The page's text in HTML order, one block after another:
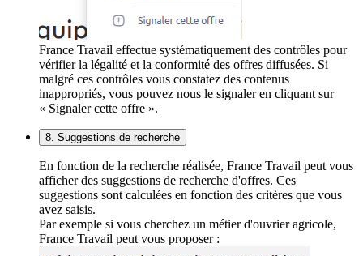
France Travail effectue systématiquement des contrôles pour
vérifier la légalité et la conformité des offres diffusées. Si
malgré ces contrôles vous constatez des contenus
inappropriés, vous pouvez nous le signaler en cliquant sur
« Signaler cette offre ».
8. Suggestions de recherche
En fonction de la recherche réalisée, France Travail peut vous
afficher des suggestions de recherche d'offres. Ces
suggestions sont calculées en fonction des critères que vous
avez saisis.
Par exemple si vous cherchez un métier d'ouvrier agricole,
France Travail peut vous proposer :